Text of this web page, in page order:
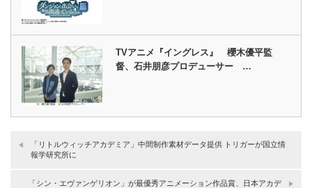
TVアニメ『イングレス』 櫻木優平監
督、石井朋彦プロデューサー …
「リトルウィッチアカデミア」中間制作素材データ提供 トリガーが国立情
報学研究所に
「シン・エヴァンゲリオン」が最優秀アニメーション作品賞、日本アカデ